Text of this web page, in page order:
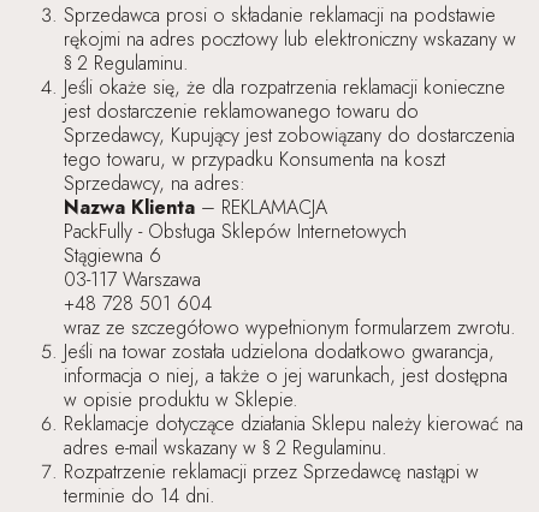
Sprzedawca prosi o składanie reklamacji na podstawie
rękojmi na adres pocztowy lub elektroniczny wskazany w
§ 2 Regulaminu.
Jeśli okaże się, że dla rozpatrzenia reklamacji konieczne
jest dostarczenie reklamowanego towaru do
Sprzedawcy, Kupujący jest zobowiązany do dostarczenia
tego towaru, w przypadku Konsumenta na koszt
Sprzedawcy, na adres:
Nazwa Klienta – REKLAMACJA
PackFully - Obsługa Sklepów Internetowych
Stągiewna 6
03-117 Warszawa
+48 728 501 604
wraz ze szczegółowo wypełnionym formularzem zwrotu.
Jeśli na towar została udzielona dodatkowo gwarancja,
informacja o niej, a także o jej warunkach, jest dostępna
w opisie produktu w Sklepie.
Reklamacje dotyczące działania Sklepu należy kierować na
adres e-mail wskazany w § 2 Regulaminu.
Rozpatrzenie reklamacji przez Sprzedawcę nastąpi w
terminie do 14 dni.